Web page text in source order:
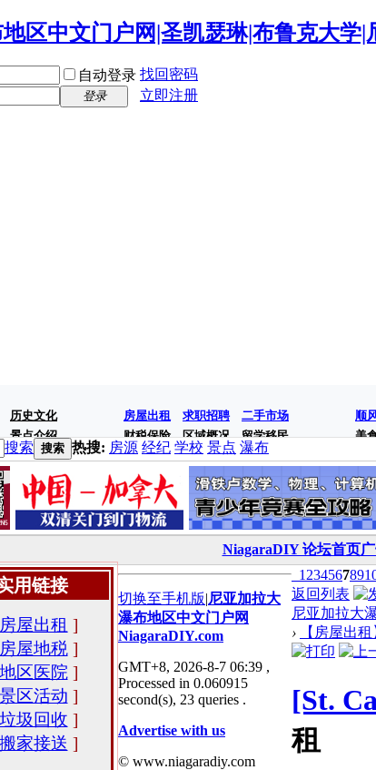
自动登录 找回密码
登录
立即注册
历史文化
景点介绍
房屋出租 求职招聘
二手市场
财税保险
区域概况 留学移民
顺
美
搜索 搜索 热搜: 房源 经纪 学校 景点 瀑布
NiagaraDIY 论坛首页
1 23456789
返回列表
尼亚加拉大
›
【房屋出租
[St.
租
用链接
房屋出租 ]
房屋地税]
地区医院]
景区活动 ]
垃圾回收 ]
搬家接送 ]
切换至手机版|尼亚加拉大
瀑布地区中文门户网
NiagaraDIY.com
GMT+8, 2026-8-7 06:39 ,
Processed in 0.060915
second(s), 23 queries .
Advertise with us
© www.niagaradiy.com